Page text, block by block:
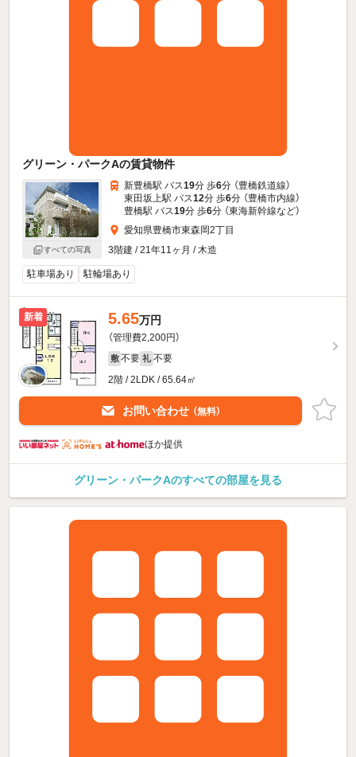
グリーン・パークAの賃貸物件
すべての写真
新豊橋駅 バス19分 歩6分 （豊橋鉄道線）
東田坂上駅 バス12分 歩6分 （豊橋市内線）
豊橋駅 バス19分 歩6分 （東海新幹線など）
愛知県豊橋市東森岡2丁目
3階建 / 21年11ヶ月 / 木造
駐車場あり 駐輪場あり
新着 5.65万円
（管理費2,200円）
敷 不要 礼 不要
2階 / 2LDK / 65.64㎡
お問い合わせ （無料）
ほか提供
グリーン・パークAのすべての部屋を見る